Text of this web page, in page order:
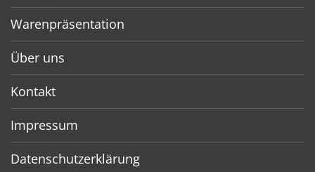
Warenpräsentation
Über uns
Kontakt
Impressum
Datenschutzerklärung